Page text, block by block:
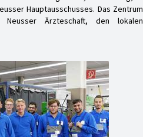
Hauptausschusses. Das Zentrum
Ärzteschaft, den lokalen